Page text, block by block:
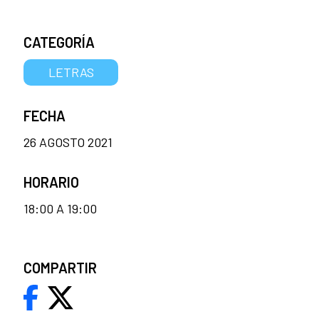
CATEGORÍA
LETRAS
FECHA
26 AGOSTO 2021
HORARIO
18:00 A 19:00
COMPARTIR